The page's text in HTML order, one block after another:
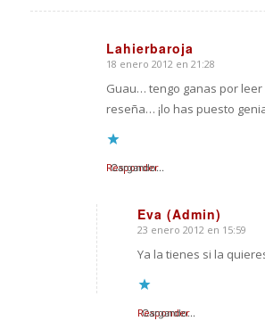
Lahierbaroja
Dice:
18 enero 2012 en 21:28
Guau… tengo ganas por leer
reseña… ¡lo has puesto
Cargando...
Responder
Eva (Admin)
Dice:
23 enero 2012 en 15:59
Ya la tienes si la
Cargando...
Responder